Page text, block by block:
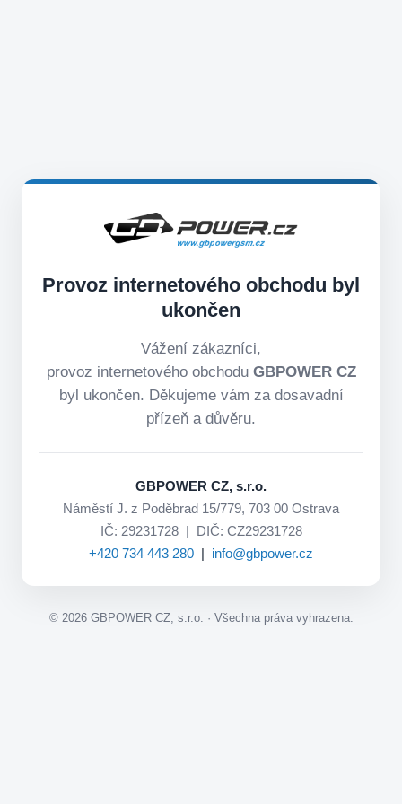
Provoz internetového obchodu byl
ukončen
Vážení zákazníci,
provoz internetového obchodu GBPOWER CZ
byl ukončen. Děkujeme vám za dosavadní
přízeň a důvěru.
GBPOWER CZ, s.r.o.
Náměstí J. z Poděbrad 15/779, 703 00 Ostrava
IČ: 29231728 | DIČ: CZ29231728
+420 734 443 280 | info@gbpower.cz
© 2026GBPOWER CZ, s.r.o. · Všechna práva vyhrazena.